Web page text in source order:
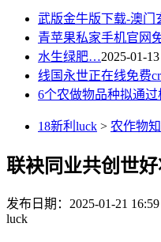
武版金牛版下载-澳
青苹果私家手机官网
水生绿肥…2025-01-13
线国永世正在线免费
6个农做物品种拟通
18新利luck > 农作物
联袂同业共创世
发布日期：2025-01-21
luck